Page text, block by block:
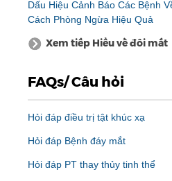
Dấu Hiệu Cảnh Báo Các Bệnh
Cách Phòng Ngừa Hiệu Quả
Xem tiếp Hiểu về đôi mắt
FAQs/ Câu hỏi
Hỏi đáp điều trị tật khúc xạ
Hỏi đáp Bệnh đáy mắt
Hỏi đáp PT thay thủy tinh thể